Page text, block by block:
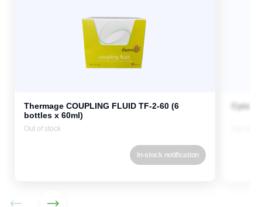
Thermage COUPLING FLUID TF-2-60 (6
bottles x 60ml)
Out of stock
In-stock notification